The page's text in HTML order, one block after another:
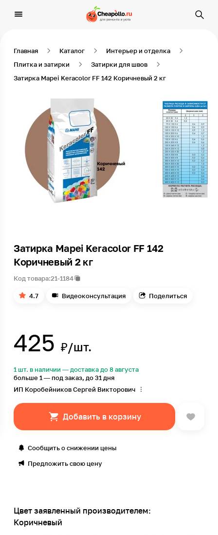
Главная Каталог
Интерьер и отделка
Плитка и затирки
Затирки для швов
Затирка Mapei Keracolor FF 142 Коричневый 2 кг
Затирка Mapei Keracolor FF 142
Коричневый 2 кг
Код товара:21-1184
4.7 Видеоконсультация Поделиться
425 ₽/шт.
1 шт. в наличии — доставка до 8 августа
больше 1 — под заказ, до 31 дня
ИП Коробейников Сергей Викторович
Добавить в корзину
Сообщить о снижении цены
Предложить свою цену
Цвет заявленный производителем:
Коричневый